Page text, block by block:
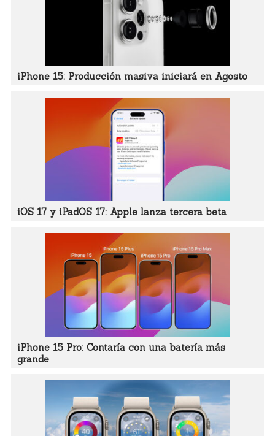
iPhone 15: Producción masiva iniciará en Agosto
iOS 17 y iPadOS 17: Apple lanza tercera beta
iPhone 15 Pro: Contaría con una batería más
grande